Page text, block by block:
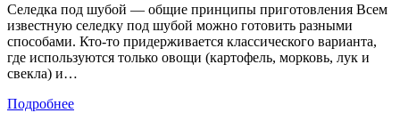
Селедка под шубой — общие принципы приготовления Всем
известную селедку под шубой можно готовить разными
способами. Кто-то придерживается классического варианта,
где используются только овощи (картофель, морковь, лук и
свекла) и…
Подробнее